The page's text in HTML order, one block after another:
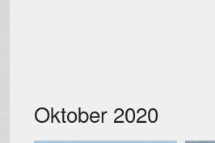
Oktober 2020